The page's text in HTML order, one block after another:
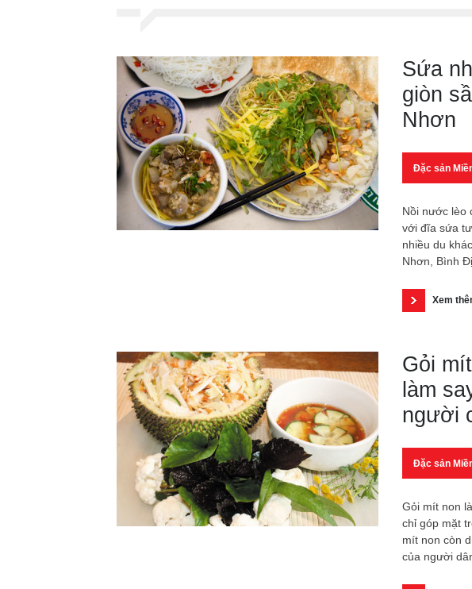
Sứa
giòn
Nhơn
Đặc sản
Nồi nước lèo
với đĩa sứa
nhiều du
Nhơn, Bình
Xem
Gỏi
làm
người
Đặc sản
Gỏi mít non
chỉ góp mặt
mít non còn
của người